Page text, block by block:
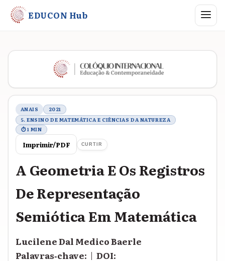
EDUCON Hub Abrir
Metadados do trabalho
ANAIS
2021
5. ENSINO DE MATEMÁTICA E CIÊNCIAS DA NATUREZA
⏱ 1 MIN
Imprimir/PDF CURTIR
A Geometria E Os Registros
De Representação
Semiótica Em Matemática
Lucilene Dal Medico Baerle
Palavras‑chave: | DOI: